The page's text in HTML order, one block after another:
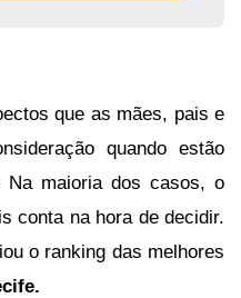
que as mães, pais e
quando estão
Na maioria dos casos, o
conta na hora de decidir.
o ranking das melhores